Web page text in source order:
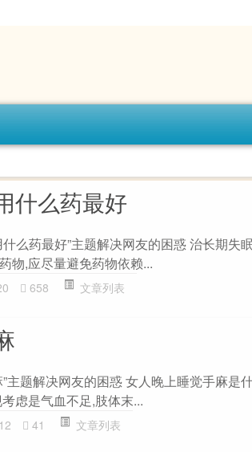
什么药最好
么药最好”主题解决网友的困惑 治长期失
物,应尽量避免药物依赖...
658 文章列表
主题解决网友的困惑 女人晚上睡觉手麻是
虑是气血不足,肢体末...
41 文章列表